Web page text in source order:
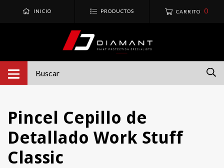
INICIO PRODUCTOS CARRITO 0
Pincel Cepillo de
Detallado Work Stuff
Classic